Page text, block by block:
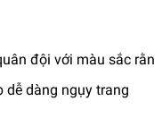
đội với màu sắc rằn
dễ dàng ngụy trang